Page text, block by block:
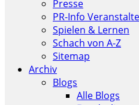
Presse
PR-Info
Spielen & Lernen
Schach von A-Z
Sitemap
Archiv
Blogs
Alle Blogs